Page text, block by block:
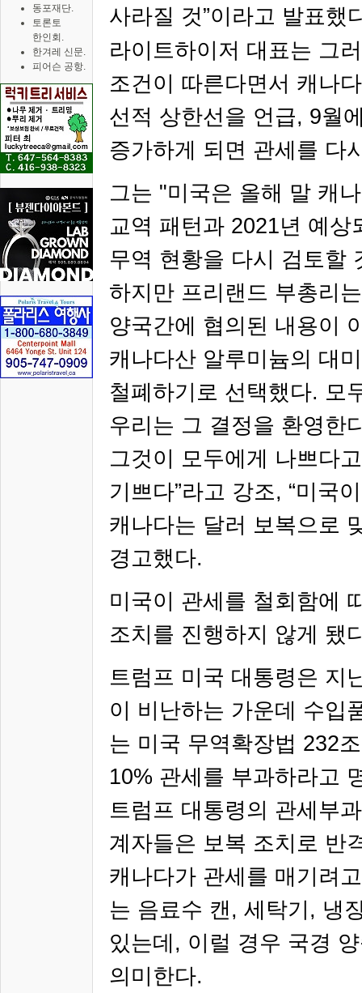
동포재단.
토론토
한인회.
한겨레 신문.
피어슨 공항.
사라질 것”이라고 발표했
라이트하이저 대표는 그
조건이 따른다면서 캐나
선적 상한선을 언급, 9월
증가하게 되면 관세를 다
그는 "미국은 올해 말 캐
교역 패턴과 2021년 예상
무역 현황을 다시 검토할
하지만 프리랜드 부총리
양국간에 협의된 내용이
캐나다산 알루미늄의 대
철폐하기로 선택했다. 모
우리는 그 결정을 환영한
그것이 모두에게 나쁘다
기쁘다”라고 강조, “미국
캐나다는 달러 보복으로
경고했다.
미국이 관세를 철회함에
조치를 진행하지 않게 됐
트럼프 미국 대통령은 지
이 비난하는 가운데 수입
는 미국 무역확장법 232
10% 관세를 부과하라고
트럼프 대통령의 관세부
계자들은 보복 조치로 반
캐나다가 관세를 매기려
는 음료수 캔, 세탁기, 냉
있는데, 이럴 경우 국경
의미한다.